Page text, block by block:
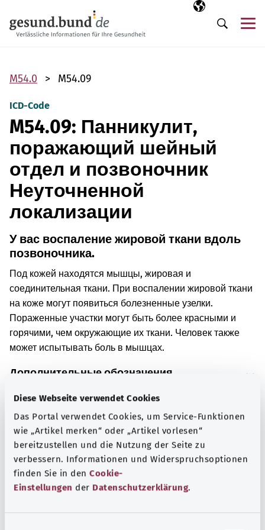
Diese Webseite verwendet Cookies
Das Portal verwendet Cookies, um Service-Funktionen
wie „Artikel merken“ oder „Artikel vorlesen“
bereitzustellen und die Nutzung der Seite zu
verbessern. Informationen und Widerspruchsoptionen
finden Sie in den Cookie-
Einstellungen der Datenschutzerklärung.
Выбранный
RU
Поиск
M54.0 M54.09
ICD-Code
M54.09: Панникулит,
поражающий шейный
отдел и позвоночник
Неуточненной
локализации
У вас воспаление жировой ткани вдоль
позвоночника.
Под кожей находятся мышцы, жировая и
соединительная ткани. При воспалении жировой ткани
на коже могут появиться болезненные узелки.
Пораженные участки могут быть более красными и
горячими, чем окружающие их ткани. Человек также
может испытывать боль в мышцах.
Дополнительные обозначения
Указание
Источник
Предоставлено некоммерческой организацией Was